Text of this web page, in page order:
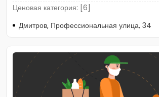
Ценовая категория: [6]
Дмитров, Профессиональная улица, 34